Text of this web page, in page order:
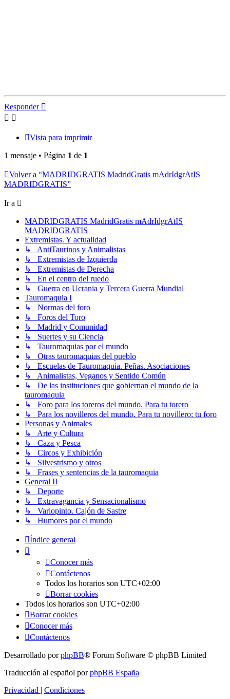
Responder
Vista para imprimir
1 mensaje • Página 1 de 1
Volver a “MADRIDGRATIS MadridGratis mAdrIdgrAtIS
MADRIDGRATIS”
Ir a
MADRIDGRATIS MadridGratis mAdrIdgrAtIS
MADRIDGRATIS
Extremistas. Y actualidad
↳ AntiTaurinos y Animalistas
↳ Extremistas de Izquierda
↳ Extremistas de Derecha
↳ En el centro del ruedo
↳ Guerra en Ucrania y Tercera Guerra Mundial
Tauromaquia I
↳ Normas del foro
↳ Foros del Toro
↳ Madrid y Comunidad
↳ Suertes y su Ciencia
↳ Tauromaquias por el mundo
↳ Otras tauromaquias del pueblo
↳ Escuelas de Tauromaquia. Peñas. Asociaciones
↳ Animalistas, Veganos y Sentido Común
↳ De las instituciones que gobiernan el mundo de la
tauromaquia
↳ Foro para los toreros del mundo. Para tu torero
↳ Para los novilleros del mundo. Para tu novillero: tu foro
Personas y Animales
↳ Arte y Cultura
↳ Caza y Pesca
↳ Circos y Exhibición
↳ Silvestrismo y otros
↳ Frases y sentencias de la tauromaquia
General II
↳ Deporte
↳ Extravagancia y Sensacionalismo
↳ Variopinto. Cajón de Sastre
↳ Humores por el mundo
Índice general
Conocer más
Contáctenos
Todos los horarios son UTC+02:00
Borrar cookies
Todos los horarios son UTC+02:00
Borrar cookies
Conocer más
Contáctenos
Desarrollado porphpBB® Forum Software © phpBB Limited
Traducción al español porphpBB España
Privacidad | Condiciones